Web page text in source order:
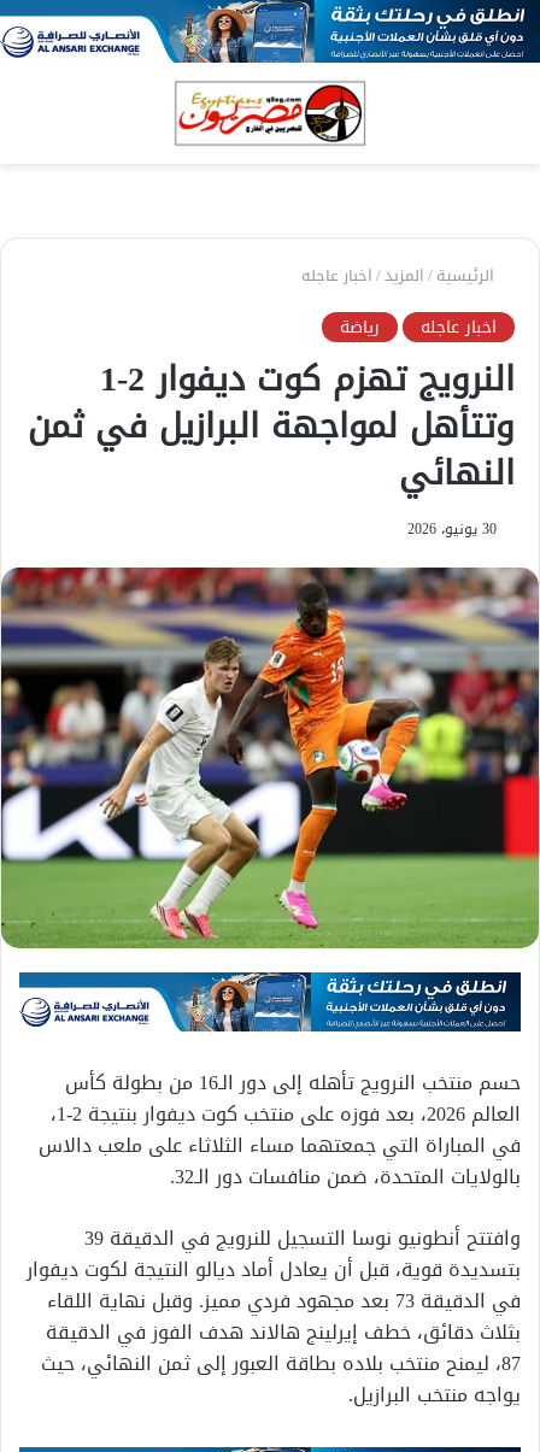
الرئيسية/المزيد/اخبار عاجله
اخبار عاجله رياضة
النرويج تهزم كوت ديفوار 2-1
وتتأهل لمواجهة البرازيل في ثمن
النهائي
30 يونيو، 2026
حسم منتخب النرويج تأهله إلى دور الـ16 من بطولة كأس
العالم 2026، بعد فوزه على منتخب كوت ديفوار بنتيجة 2-1،
في المباراة التي جمعتهما مساء الثلاثاء على ملعب دالاس
بالولايات المتحدة، ضمن منافسات دور الـ32.
وافتتح أنطونيو نوسا التسجيل للنرويج في الدقيقة 39
بتسديدة قوية، قبل أن يعادل أماد ديالو النتيجة لكوت ديفوار
في الدقيقة 73 بعد مجهود فردي مميز. وقبل نهاية اللقاء
بثلاث دقائق، خطف إيرلينج هالاند هدف الفوز في الدقيقة
87، ليمنح منتخب بلاده بطاقة العبور إلى ثمن النهائي، حيث
يواجه منتخب البرازيل.